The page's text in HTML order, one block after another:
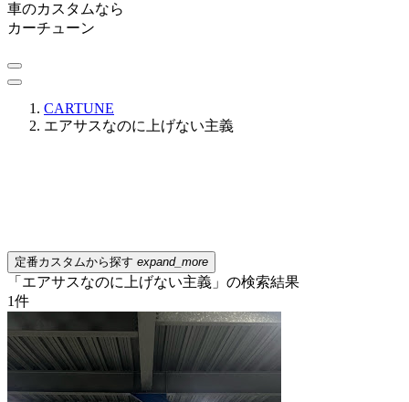
車のカスタムなら
カーチューン
CARTUNE
エアサスなのに上げない主義
定番カスタムから探す expand_more
「エアサスなのに上げない主義」の検索結果
1件